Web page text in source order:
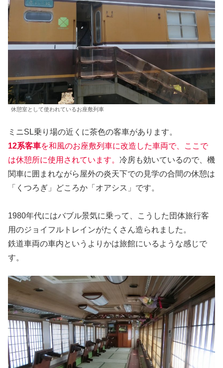
休憩室として使われているお座敷列車
ミニSL乗り場の近くに茶色の客車があります。
12系客車を和風のお座敷列車に改造した車両で、ここで
は休憩所に使用されています。 冷房も効いているので、機
関車に囲まれながら屋外の炎天下での見学の合間の休憩は
「くつろぎ」どころか「オアシス」です。
1980年代にはバブル景気に乗って、こうした団体旅行客
用のジョイフルトレインがたくさん造られました。
鉄道車両の車内というよりかは旅館にいるような感じで
す。